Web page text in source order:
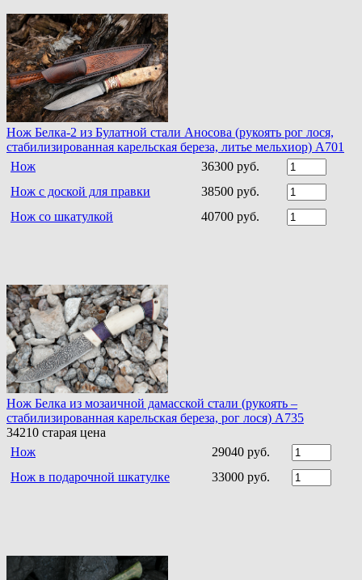
Нож Белка-2 из Булатной стали Аносова (рукоять рог лося,
стабилизированная карельская береза, литье мельхиор) A701
Нож
36300 руб.
Нож с доской для правки
38500 руб.
Нож со шкатулкой
40700 руб.
Нож Белка из мозаичной дамасской стали (рукоять –
стабилизированная карельская береза, рог лося) A735
34210 старая цена
Нож
29040 руб.
Нож в подарочной шкатулке
33000 руб.